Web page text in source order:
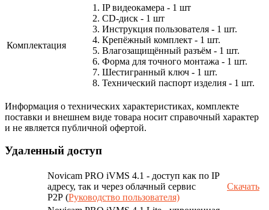
Комплектация
1. IP видеокамера - 1 шт
2. СD-диск - 1 шт
3. Инструкция пользователя - 1 шт.
4. Крепёжный комплект - 1 шт.
5. Влагозащищённый разъём - 1 шт.
6. Форма для точного монтажа - 1 шт.
7. Шестигранный ключ - 1 шт.
8. Технический паспорт изделия - 1 шт.
Информация о технических характеристиках, комплекте
поставки и внешнем виде товара носит справочный характер
и не является публичной офертой.
Удаленный доступ
Novicam PRO iVMS 4.1 - доступ как по IP
адресу, так и через облачный сервис
P2P (Руководство пользователя)
Скачать